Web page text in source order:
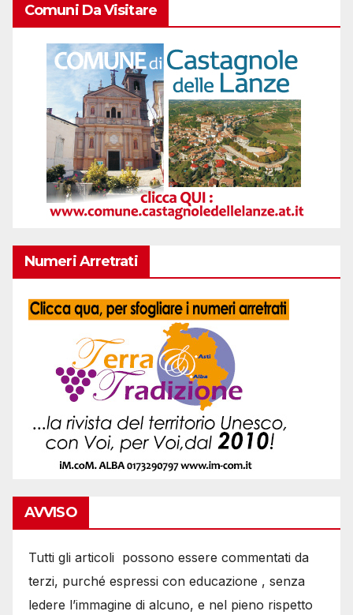
Comuni Da Visitare
Numeri Arretrati
AVVISO
Tutti gli articoli possono essere commentati da
terzi, purché espressi con educazione , senza
ledere l’immagine di alcuno, e nel pieno rispetto